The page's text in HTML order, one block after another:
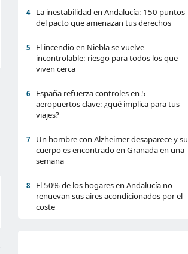
4
La inestabilidad en Andalucía: 150 puntos
del pacto que amenazan tus derechos
5
El incendio en Niebla se vuelve
incontrolable: riesgo para todos los que
viven cerca
6
España refuerza controles en 5
aeropuertos clave: ¿qué implica para tus
viajes?
7
Un hombre con Alzheimer desaparece y su
cuerpo es encontrado en Granada en una
semana
8
El 50% de los hogares en Andalucía no
renuevan sus aires acondicionados por el
coste